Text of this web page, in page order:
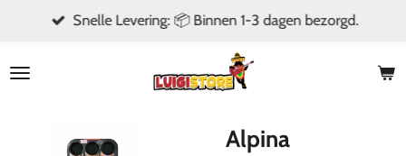
naar
Snelle Levering: 📦 Binnen 1-3 dagen bezorgd.
Alpina